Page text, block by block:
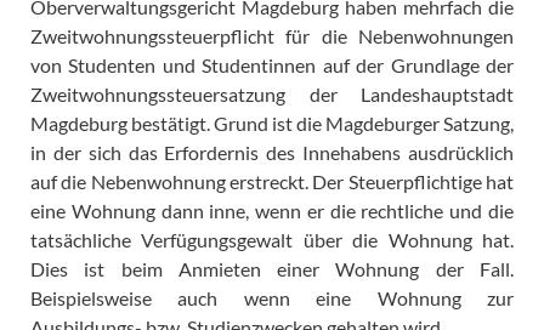
Oberverwaltungsgericht Magdeburg haben mehrfach die
Zweitwohnungssteuerpflicht für die Nebenwohnungen
von Studenten und Studentinnen auf der Grundlage der
Zweitwohnungssteuersatzung der Landeshauptstadt
Magdeburg bestätigt. Grund ist die Magdeburger Satzung,
in der sich das Erfordernis des Innehabens ausdrücklich
auf die Nebenwohnung erstreckt. Der Steuerpflichtige hat
eine Wohnung dann inne, wenn er die rechtliche und die
tatsächliche Verfügungsgewalt über die Wohnung hat.
Dies ist beim Anmieten einer Wohnung der Fall.
Beispielsweise auch wenn eine Wohnung zur